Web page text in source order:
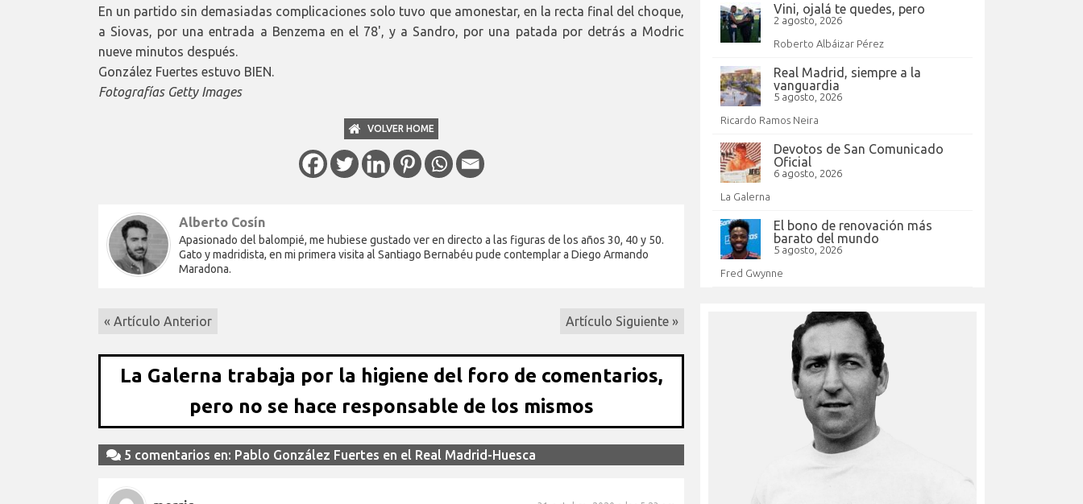
En un partido sin demasiadas complicaciones solo tuvo que amonestar, en la recta final del choque,
a Siovas, por una entrada a Benzema en el 78', y a Sandro, por una patada por detrás a Modric
nueve minutos después.
González Fuertes estuvo BIEN.
Fotografías Getty Images
VOLVER HOME
Alberto Cosín
Apasionado del balompié, me hubiese gustado ver en directo a las figuras de los años 30, 40 y 50.
Gato y madridista, en mi primera visita al Santiago Bernabéu pude contemplar a Diego Armando
Maradona.
« Artículo Anterior Artículo Siguiente »
La Galerna trabaja por la higiene del foro de comentarios,
pero no se hace responsable de los mismos
5 comentarios en: Pablo González Fuertes en el Real Madrid-Huesca
Vini, ojalá te quedes, pero
2 agosto, 2026
Roberto Albáizar Pérez
Real Madrid, siempre a la
vanguardia
5 agosto, 2026
Ricardo Ramos Neira
Devotos de San Comunicado
Oficial
6 agosto, 2026
La Galerna
El bono de renovación más
barato del mundo
5 agosto, 2026
Fred Gwynne